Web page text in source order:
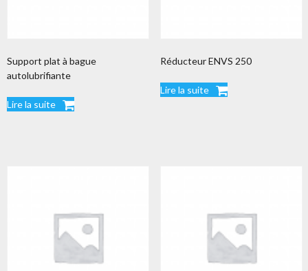
Support plat à bague
autolubrifiante
Lire la suite
Réducteur ENVS 250
Lire la suite